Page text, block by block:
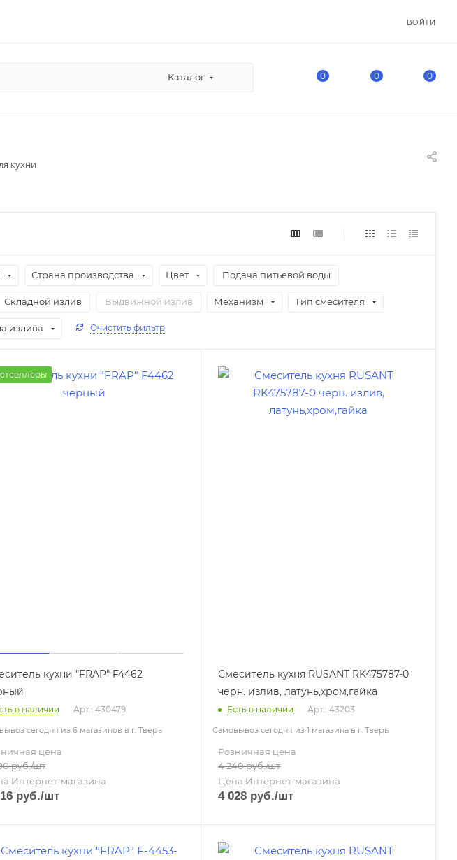
ВОЙТИ
Каталог 0 0 0
кухни
Страна производства Цвет Подача питьевой воды
Складной излив Выдвижной излив Механизм Тип смесителя
излива Очистить фильтр
кухни "FRAP" F4462
в наличии Арт.: 430479
сегодня из 6 магазинов в г. Тверь
цена
руб./шт
Интернет-магазина
руб./шт
Смеситель кухня RUSANT RK475787-0
черн. излив, латунь,хром,гайка
Есть в наличии Арт.: 43203
Самовывоз сегодня из 1 магазина в г. Тверь
Розничная цена
4 240руб./шт
Цена Интернет-магазина
4 028 руб./шт